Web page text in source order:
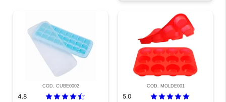
COD. CUBE0002
4.8
COD. MOLDE001
5.0